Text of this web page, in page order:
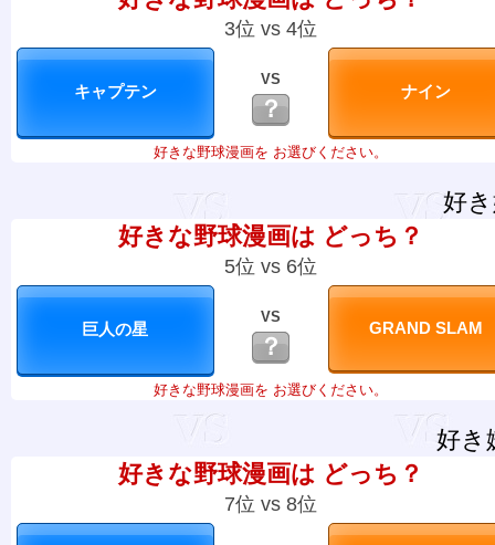
3位 vs 4位
VS
？
好きな野球漫画を お選びください。
好
好きな野球漫画は どっち？
5位 vs 6位
VS
？
好きな野球漫画を お選びください。
好き
好きな野球漫画は どっち？
7位 vs 8位